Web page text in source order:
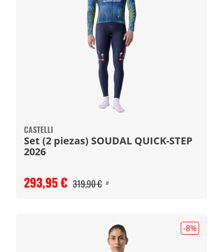
CASTELLI
Set (2 piezas) SOUDAL QUICK-STEP
2026
293,95 € 319,90 € #
-8%